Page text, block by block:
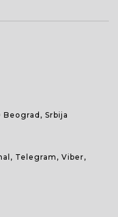
Beograd, Srbija
Telegram, Viber,